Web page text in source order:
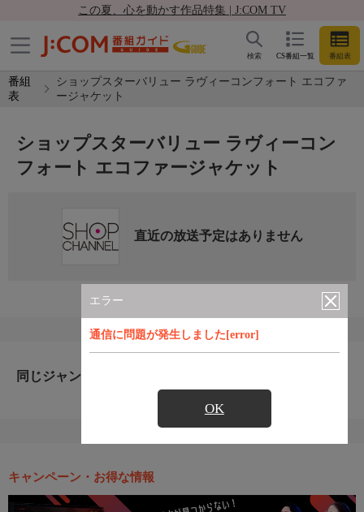
この夏、心を動かす作品特集 | J:COM TV
CS番組一覧 番組表
検索
番組
表
ショップスターバリュー ラヴィーコンフォート エコファ
ージャケット
エラー
通信に問題が発生しました[error]
OK
ショップスターバリュー ラヴィーコン
フォート エコファージャケット
直近の放送予定はありません
同じジャンルのおすすめ番組
キャンペーン・お得な情報